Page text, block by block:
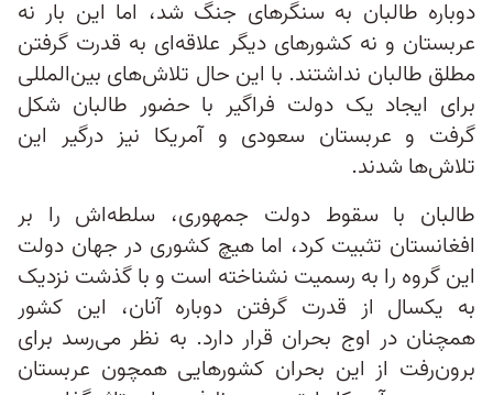
دوباره طالبان به سنگرهای جنگ شد، اما این بار نه
عربستان و نه کشورهای دیگر علاقه‌ای به قدرت گرفتن
مطلق طالبان نداشتند. با این حال تلاش‌های بین‌المللی
برای ایجاد یک دولت فراگیر با حضور طالبان شکل
گرفت و عربستان سعودی و آمریکا نیز درگیر این
تلاش‌ها شدند.
طالبان با سقوط دولت جمهوری، سلطه‌اش را بر
افغانستان تثبیت کرد، اما هیچ کشوری در جهان دولت
این گروه را به رسمیت نشناخته است و با گذشت نزدیک
به یکسال از قدرت گرفتن دوباره آنان، این کشور
همچنان در اوج بحران قرار دارد. به نظر می‌رسد برای
برون‌رفت از این بحران کشورهایی همچون عربستان